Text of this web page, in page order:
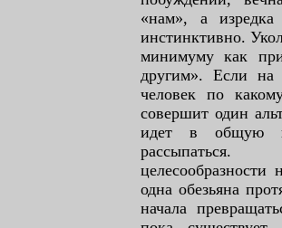
«нам», а
инстинктивно.
минимуму как
другим». Если на
человек по
совершит один
идет в общую
целесообразности
одна обезьяна
начала